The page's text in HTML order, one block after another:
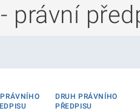
právní
DRUH PRÁVNÍHO
PŘEDPISU